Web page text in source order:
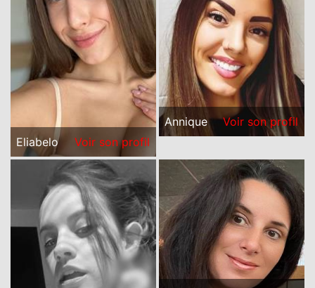
Eliabelo Voir son profil
Annique Voir son profil